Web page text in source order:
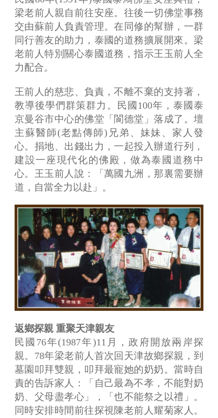
梁老前人親自前往安座。往後一切佛堂事務
交由蘇前人負責管理。在同修的幫辦，一群
同行善友的助力，泰國的道務擴展開來。梁
老前人特別關心泰國道務，指示王玉前人全
力配合。
王前人的慈悲、負責，不離不棄的支持著，
教導後學們群策群力。民國100年，泰國泰
京曼谷市中心的佛堂「閬德堂」落成了。壇
主蘇醫師(老點傳師)兄弟、妹妹、家人發
心。捐地、出錢出力，一起投入辦道行列，
建設一座現代化的佛殿，做為泰國道務中
心。王玉前人說：「萬國九洲，那裏需要辦
道，自當全力以赴」。
返鄉探親 重聚天津親友
民國76年(1987年)11月，政府開放兩岸探
親。78年梁老前人首次回天津故鄉探親，到
墓園叩拜雙親，叩拜最寵她的奶奶。當時自
責的告訴家人：「自己最為不孝，不能對奶
奶、父母盡孝心」，「也不能祭之以禮」。
同時安排時間前往探視陳老前人耀菊家人。